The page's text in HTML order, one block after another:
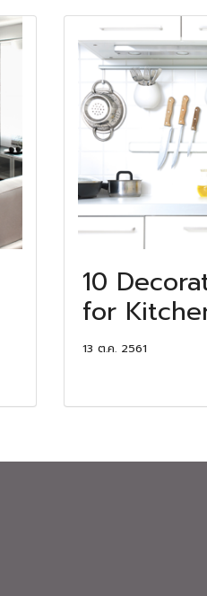
10
for
13 ต.ค. 2561